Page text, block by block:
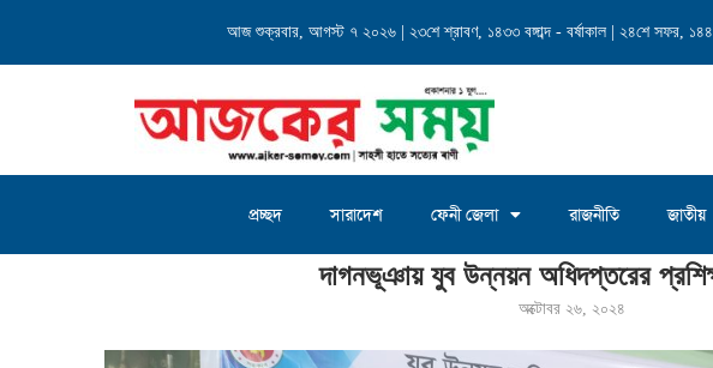
আজ শুক্রবার, আগস্ট ৭ ২০২৬ | ২৩শে শ্রাবণ, ১৪৩৩ বঙ্গাব্দ - বর্ষাকাল | ২৪শে সফর,
চৌদ্দগ্রাম জগন্নাথদিঘী ইউনিয়নে চেয়ারম্যান পদে আলোচনায় মোঃ
প্রচ্ছদ সারাদেশ ফেনী জেলা রাজনীতি জাতীয়
দাগনভূঞায় যুব উন্নয়ন অধিদপ্তরের প্রশিক্ষণ উদ্বোধন
দাগনভূঞায় যুব উন্নয়ন অধিদপ্তরের
অক্টোবর ২৬, ২০২৪